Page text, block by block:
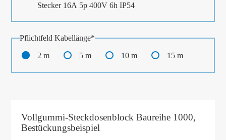
Stecker 16A 5p 400V 6h IP54
PflichtfeldKabellänge*
2 m 5 m 10 m 15 m
Vollgummi-Steckdosenblock Baureihe 1000,
Bestückungsbeispiel